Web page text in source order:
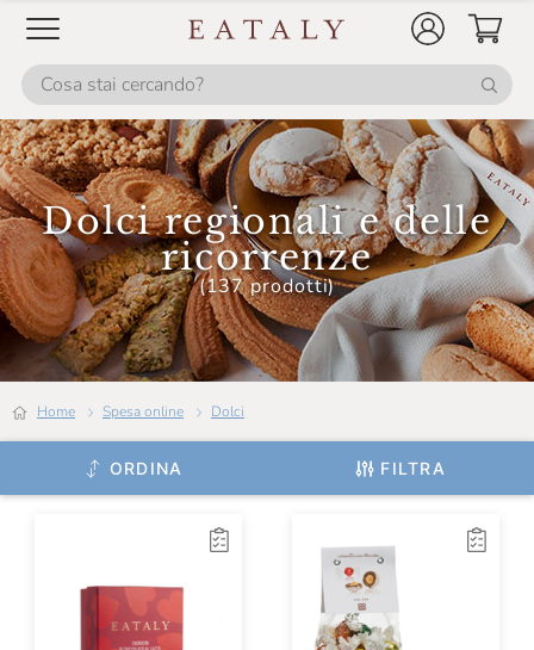
Dolci regionali e delle
ricorrenze
(137 prodotti)
Home Spesa online Dolci
ORDINA FILTRA